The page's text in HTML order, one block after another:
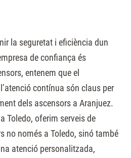
la seguretat i eficiència dun
de confiança és
entenem que el
contínua són claus per
dels ascensors a Aranjuez.
Toledo, oferim serveis de
no només a Toledo, sinó també
atenció personalitzada,